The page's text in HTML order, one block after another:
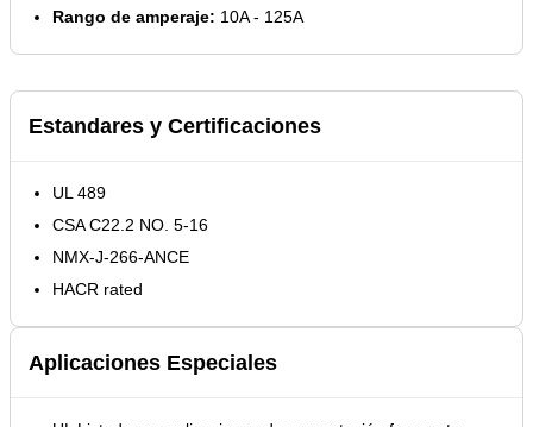
Rango de amperaje: 10A - 125A
Estandares y Certificaciones
UL 489
CSA C22.2 NO. 5-16
NMX-J-266-ANCE
HACR rated
Aplicaciones Especiales